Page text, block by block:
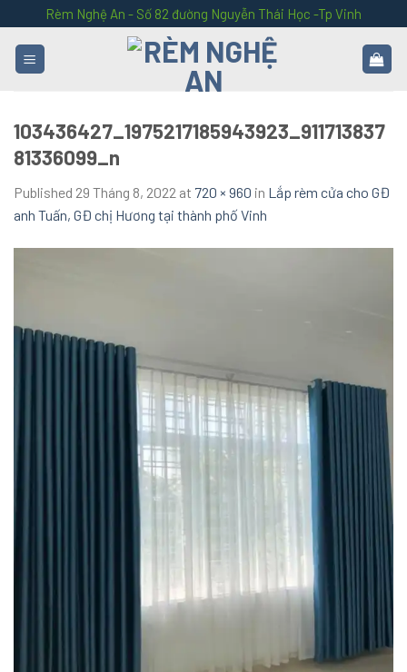
to
content
Rèm Nghệ An - Số 82 đường Nguyễn Thái Học -Tp Vinh
103436427_1975217185943923_911713837
81336099_n
Published 29 Tháng 8, 2022 at 720 × 960 in Lắp rèm cửa cho GĐ
anh Tuấn, GĐ chị Hương tại thành phố Vinh